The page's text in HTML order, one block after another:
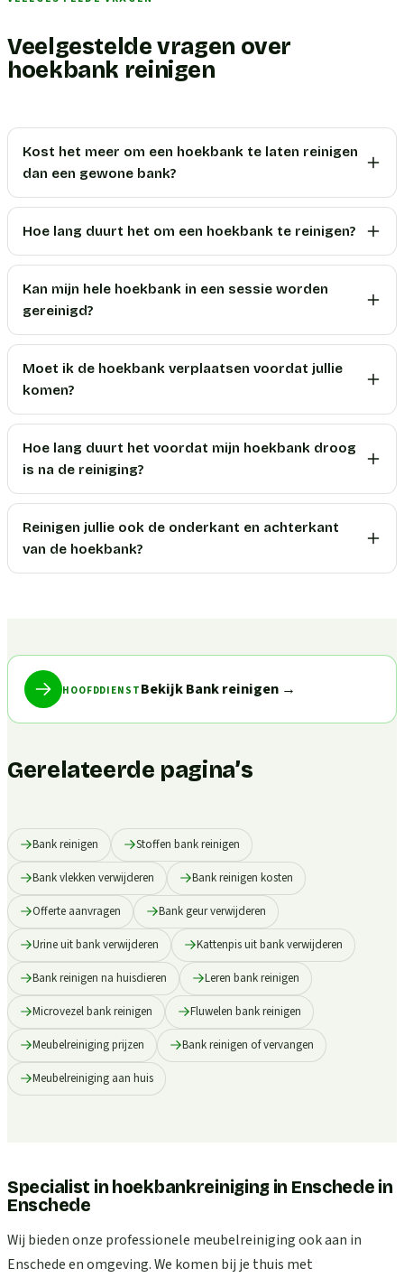
Veelgestelde vragen over
hoekbank reinigen
Kost het meer om een hoekbank te laten reinigen
dan een gewone bank?
Hoe lang duurt het om een hoekbank te reinigen?
Kan mijn hele hoekbank in een sessie worden
gereinigd?
Moet ik de hoekbank verplaatsen voordat jullie
komen?
Hoe lang duurt het voordat mijn hoekbank droog
is na de reiniging?
Reinigen jullie ook de onderkant en achterkant
van de hoekbank?
HOOFDDIENST Bekijk Bank reinigen→
Gerelateerde pagina’s
Bank reinigen Stoffen bank reinigen
Bank vlekken verwijderen Bank reinigen kosten
Offerte aanvragen Bank geur verwijderen
Urine uit bank verwijderen Kattenpis uit bank verwijderen
Bank reinigen na huisdieren Leren bank reinigen
Microvezel bank reinigen Fluwelen bank reinigen
Meubelreiniging prijzen Bank reinigen of vervangen
Meubelreiniging aan huis
Specialist in hoekbankreiniging in Enschede in
Enschede
Wij bieden onze professionele meubelreiniging ook aan in
Enschede en omgeving. We komen bij je thuis met